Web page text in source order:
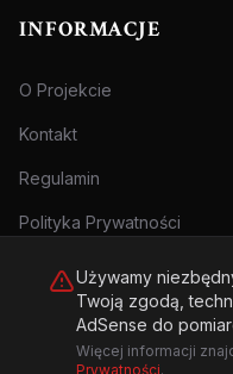
INFORMACJE
O Projekcie
Kontakt
Regulamin
Polityka Prywatności
© 2026 Archiwum Zbrodni -
Używamy
Twoją zgodą,
AdSense do
Więcej informacji
Prywatności.